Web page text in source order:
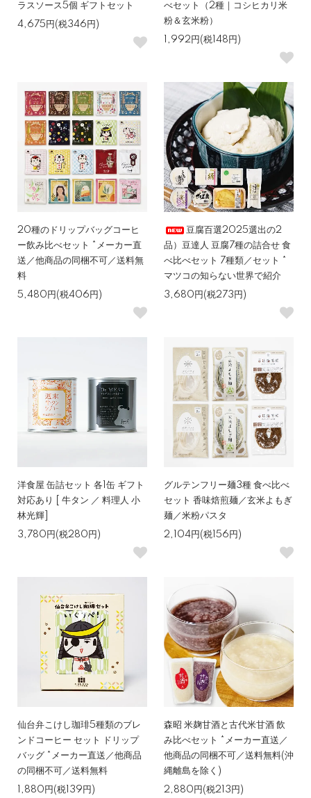
ラスソース5個 ギフトセット
4,675円(税346円)
べセット（2種｜コシヒカリ米
粉＆玄米粉）
1,992円(税148円)
20種のドリップバッグコーヒ
ー飲み比べセット *メーカー直
送／他商品の同梱不可／送料無
料
5,480円(税406円)
豆腐百選2025選出の2
品）豆達人 豆腐7種の詰合せ 食
べ比べセット 7種類／セット *
マツコの知らない世界で紹介
3,680円(税273円)
洋食屋 缶詰セット 各1缶 ギフト
対応あり [ 牛タン ／ 料理人 小
林光輝]
3,780円(税280円)
グルテンフリー麺3種 食べ比べ
セット 香味焙煎麺／玄米よもぎ
麺／米粉パスタ
2,104円(税156円)
仙台弁こけし珈琲5種類のブレ
ンドコーヒー セット ドリップ
バッグ *メーカー直送／他商品
の同梱不可／送料無料
1,880円(税139円)
森昭 米麹甘酒と古代米甘酒 飲
み比べセット *メーカー直送／
他商品の同梱不可／送料無料(沖
縄離島を除く)
2,880円(税213円)